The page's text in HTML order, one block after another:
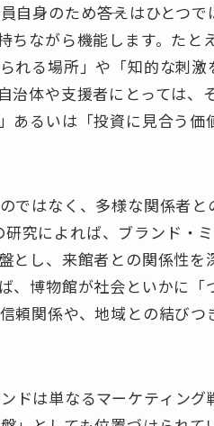
身のため――答えはひとつ
ながら機能します。たと
る場所」や「知的な刺激
治体や支援者にとっては、
あるいは「投資に見合う価
ではなく、多様な関係者
究によれば、ブランド・ミ
とし、来館者との関係性を
、博物館が社会といかに「
頼関係や、地域との結びつ
ドは単なるマーケティング